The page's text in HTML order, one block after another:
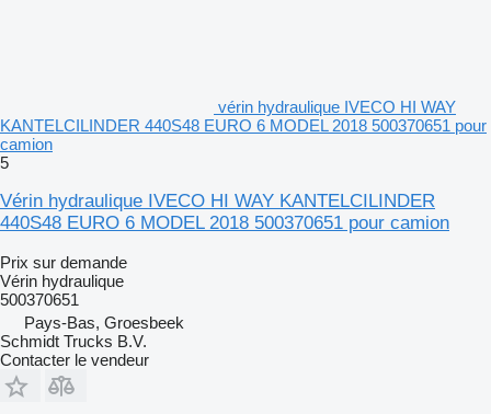
vérin hydraulique IVECO HI WAY
KANTELCILINDER 440S48 EURO 6 MODEL 2018 500370651 pour
camion
5
Vérin hydraulique IVECO HI WAY KANTELCILINDER
440S48 EURO 6 MODEL 2018 500370651 pour camion
Prix sur demande
Vérin hydraulique
500370651
Pays-Bas, Groesbeek
Schmidt Trucks B.V.
Contacter le vendeur